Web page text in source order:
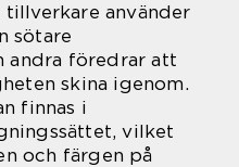
tillverkare använder
sötare
andra föredrar att
skina igenom.
finnas i
vilket
och färgen på